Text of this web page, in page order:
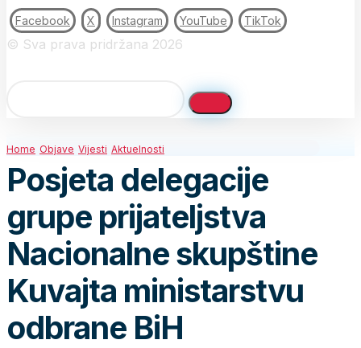
Facebook X Instagram YouTube TikTok
© Sva prava pridržana 2026
Home Objave Vijesti Aktuelnosti
Posjeta delegacije
grupe prijateljstva
Nacionalne skupštine
Kuvajta ministarstvu
odbrane BiH